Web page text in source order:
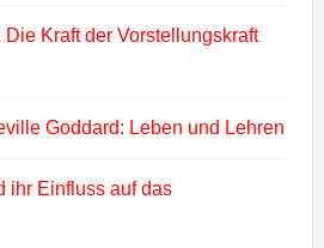
Kraft der Vorstellungskraft
Goddard: Leben und Lehren
ihr Einfluss auf das